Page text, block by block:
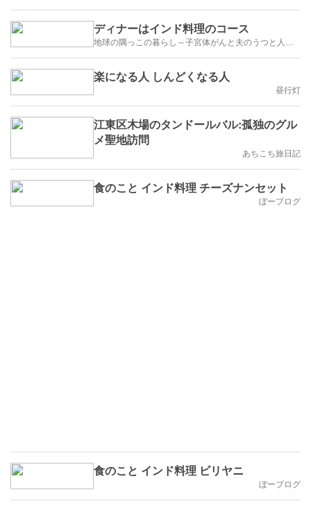
ディナーはインド料理のコース
楽になる人 しんどくなる人
昼行灯
江東区木場のタンドールバル:孤独のグル
メ聖地訪問
あちこち旅日記
食のこと インド料理 チーズナンセット
ぼーブログ
食のこと インド料理 ビリヤニ
ぼーブログ